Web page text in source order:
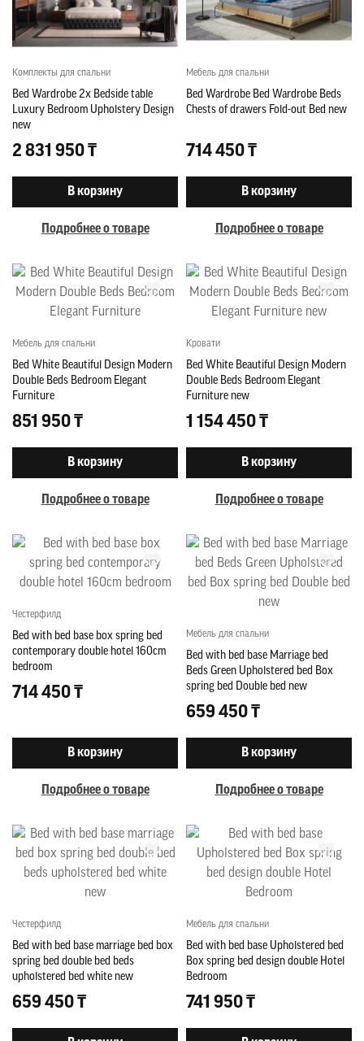
Комплекты для спальни
Bed Wardrobe 2x Bedside table
Luxury Bedroom Upholstery Design
new
2 831 950 ₸
В корзину
Подробнее о товаре
Мебель для спальни
Bed Wardrobe Bed Wardrobe Beds
Chests of drawers Fold-out Bed new
714 450 ₸
В корзину
Подробнее о товаре
Мебель для спальни
Bed White Beautiful Design Modern
Double Beds Bedroom Elegant
Furniture
851 950 ₸
В корзину
Подробнее о товаре
Кровати
Bed White Beautiful Design Modern
Double Beds Bedroom Elegant
Furniture new
1 154 450 ₸
В корзину
Подробнее о товаре
Честерфилд
Bed with bed base box spring bed
contemporary double hotel 160cm
bedroom
714 450 ₸
В корзину
Подробнее о товаре
Мебель для спальни
Bed with bed base Marriage bed
Beds Green Upholstered bed Box
spring bed Double bed new
659 450 ₸
В корзину
Подробнее о товаре
Честерфилд
Bed with bed base marriage bed box
spring bed double bed beds
upholstered bed white new
659 450 ₸
Мебель для спальни
Bed with bed base Upholstered bed
Box spring bed design double Hotel
Bedroom
741 950 ₸